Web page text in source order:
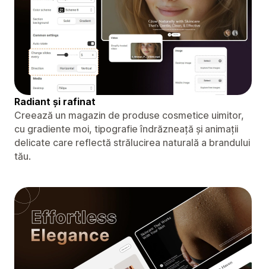
Radiant și rafinat
Creează un magazin de produse cosmetice uimitor,
cu gradiente moi, tipografie îndrăzneață și animații
delicate care reflectă strălucirea naturală a brandului
tău.